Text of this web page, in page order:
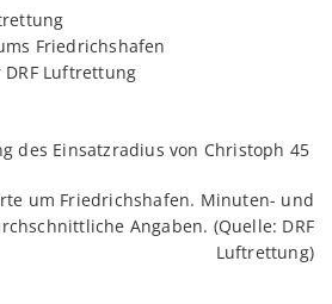
Friedrichshafen
Luftrettung
um Friedrichshafen. Minuten- und
Angaben. (Quelle: DRF
Luftrettung)